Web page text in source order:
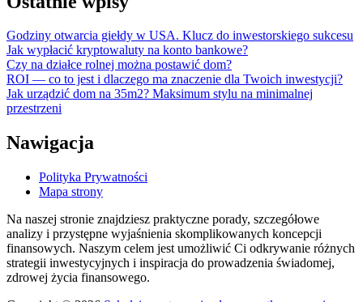
Godziny otwarcia giełdy w USA. Klucz do inwestorskiego sukcesu
Jak wypłacić kryptowaluty na konto bankowe?
Czy na działce rolnej można postawić dom?
ROI — co to jest i dlaczego ma znaczenie dla Twoich inwestycji?
Jak urządzić dom na 35m2? Maksimum stylu na minimalnej
przestrzeni
Nawigacja
Polityka Prywatności
Mapa strony
Na naszej stronie znajdziesz praktyczne porady, szczegółowe
analizy i przystępne wyjaśnienia skomplikowanych koncepcji
finansowych. Naszym celem jest umożliwić Ci odkrywanie różnych
strategii inwestycyjnych i inspiracja do prowadzenia świadomej,
zdrowej życia finansowego.